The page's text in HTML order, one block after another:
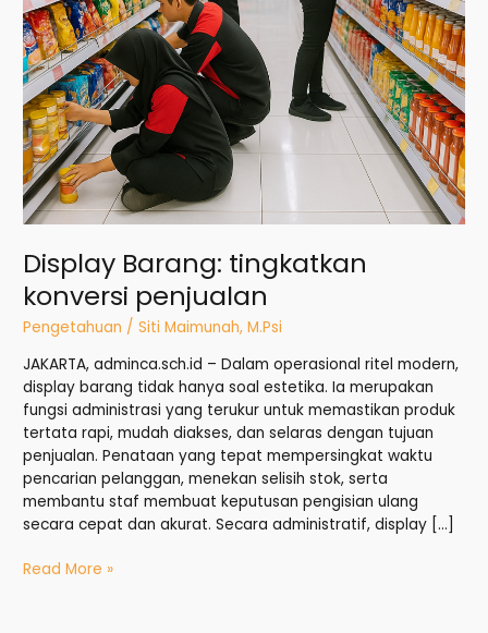
Display Barang: tingkatkan
konversi penjualan
Pengetahuan /Siti Maimunah, M.Psi
JAKARTA, adminca.sch.id – Dalam operasional ritel modern,
display barang tidak hanya soal estetika. Ia merupakan
fungsi administrasi yang terukur untuk memastikan produk
tertata rapi, mudah diakses, dan selaras dengan tujuan
penjualan. Penataan yang tepat mempersingkat waktu
pencarian pelanggan, menekan selisih stok, serta
membantu staf membuat keputusan pengisian ulang
secara cepat dan akurat. Secara administratif, display […]
Read More »